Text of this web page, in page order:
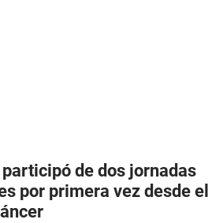
de dos jornadas
por primera vez desde el